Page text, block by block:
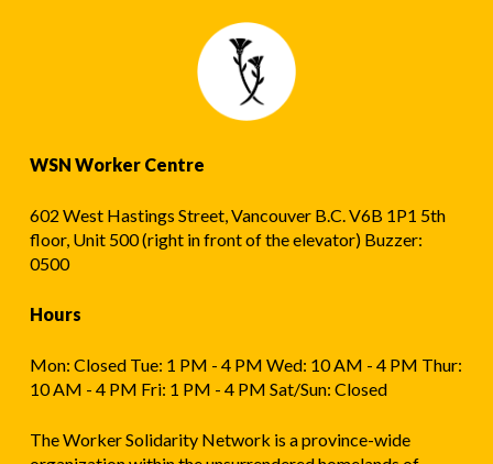
WSN Worker Centre
602 West Hastings Street, Vancouver B.C. V6B 1P1 5th
floor, Unit 500 (right in front of the elevator) Buzzer:
0500
Hours
Mon: Closed Tue: 1 PM - 4 PM Wed: 10 AM - 4 PM Thur:
10 AM - 4 PM Fri: 1 PM - 4 PM Sat/Sun: Closed
The Worker Solidarity Network is a province-wide